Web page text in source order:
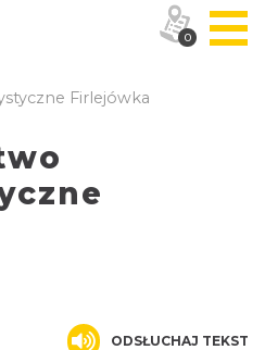
Firlejówka
ODSŁUCHAJ TEKST
0